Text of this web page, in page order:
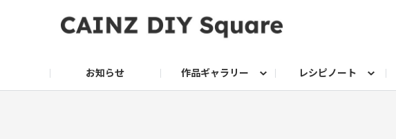
お知らせ 作品ギャラリー レシピノート